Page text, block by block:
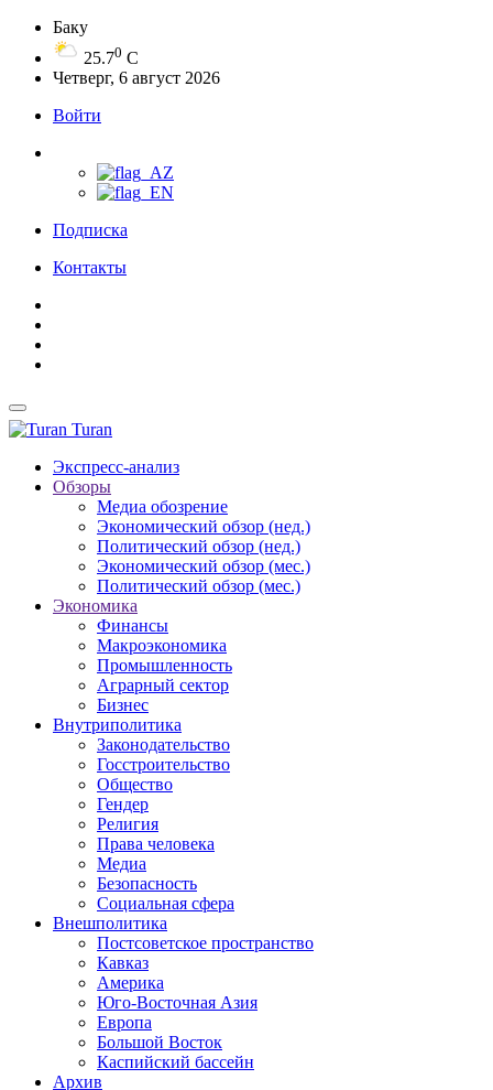
Баку
25.70 C
Четверг, 6 август 2026
Войти
Подписка
Контакты
Turan
Экспресс-анализ
Обзоры
Медиа обозрение
Экономический обзор (нед.)
Политический обзор (нед.)
Экономический обзор (мес.)
Политический обзор (мес.)
Экономика
Финансы
Макроэкономика
Промышленность
Аграрный сектор
Бизнес
Внутриполитика
Законодательство
Госстроительство
Общество
Гендер
Религия
Права человека
Медиа
Безопасность
Социальная сфера
Внешполитика
Постсоветское пространство
Кавказ
Америка
Юго-Восточная Азия
Европа
Большой Восток
Каспийский бассейн
Архив